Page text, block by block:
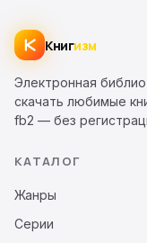
Книгизм
Электронная
скачать любимые
fb2 — без
КАТАЛОГ
Жанры
Серии